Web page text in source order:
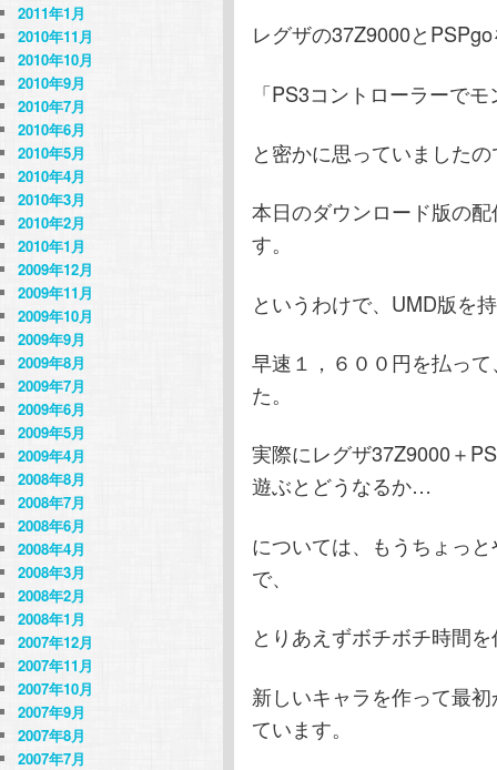
レグザの37Z9000と
「PS3コントローラーで
と密かに思っていました
本日のダウンロード版の
す。
というわけで、UMD版を
早速１，６００円を払っ
た。
実際にレグザ37Z9000＋
遊ぶとどうなるか…
については、もうちょっ
で、
とりあえずボチボチ時間
新しいキャラを作って最
ています。
2011年1月
2010年11月
2010年10月
2010年9月
2010年7月
2010年6月
2010年5月
2010年4月
2010年3月
2010年2月
2010年1月
2009年12月
2009年11月
2009年10月
2009年9月
2009年8月
2009年7月
2009年6月
2009年5月
2009年4月
2008年8月
2008年7月
2008年6月
2008年4月
2008年3月
2008年2月
2008年1月
2007年12月
2007年11月
2007年10月
2007年9月
2007年8月
2007年7月